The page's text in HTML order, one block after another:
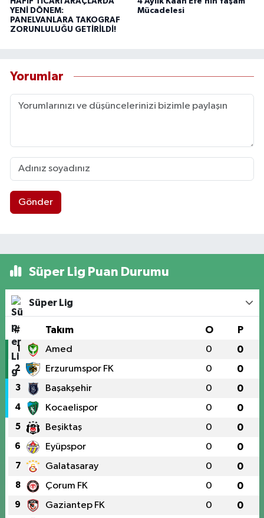
YENİ DÖNEM:
PANELVANLARA TAKOGRAF
ZORUNLULUĞU GETİRİLDİ!
Mücadelesi
Yorumlar
Gönder
Süper Lig Puan Durumu
Süper Lig
# Takım O P
1 Amed 0 0
2 Erzurumspor FK 0 0
3 Başakşehir 0 0
4 Kocaelispor 0 0
5 Beşiktaş 0 0
6 Eyüpspor 0 0
7 Galatasaray 0 0
8 Çorum FK 0 0
9 Gaziantep FK 0 0